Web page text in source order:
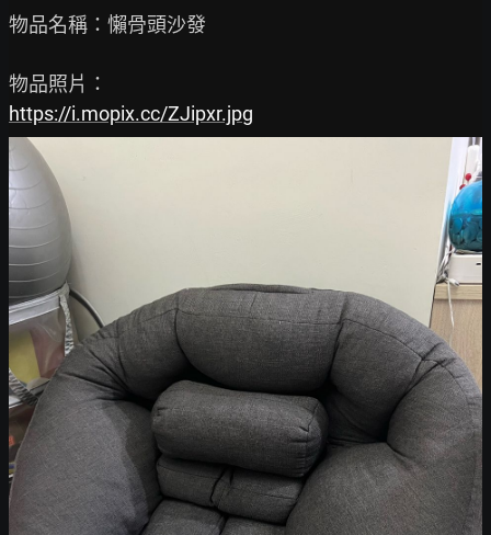
物品名稱：懶骨頭沙發
https://i.mopix.cc/ZJipxr.jpg